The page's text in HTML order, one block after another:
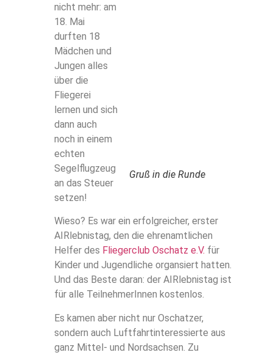
Gruß in die Runde
nicht mehr: am
18. Mai
durften 18
Mädchen und
Jungen alles
über die
Fliegerei
lernen und sich
dann auch
noch in einem
echten
Segelflugzeug
an das Steuer
setzen!
Wieso? Es war ein erfolgreicher, erster
AIRlebnistag, den die ehrenamtlichen
Helfer des Fliegerclub Oschatz e.V. für
Kinder und Jugendliche organsiert hatten.
Und das Beste daran: der AIRlebnistag ist
für alle TeilnehmerInnen kostenlos.
Es kamen aber nicht nur Oschatzer,
sondern auch Luftfahrtinteressierte aus
ganz Mittel- und Nordsachsen. Zu